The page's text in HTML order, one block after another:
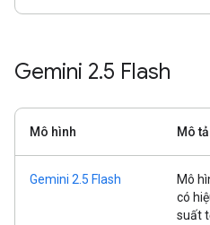
Gemini 2.5 Flash
Mô hình Mô tả
Gemini 2.5 Flash
Mô
có
suất